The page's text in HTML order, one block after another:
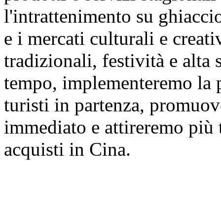
l'intrattenimento su
e i mercati culturali e
tradizionali, festività e alta
tempo, implementeremo
turisti in partenza,
immediato e attireremo
acquisti in Cina.